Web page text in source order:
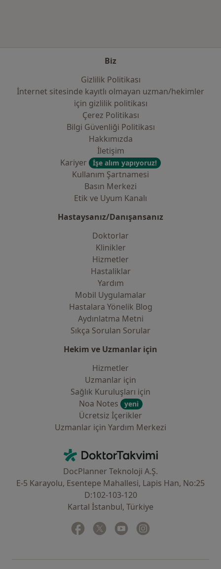
Biz
Gizlilik Politikası
İnternet sitesinde kayıtlı olmayan uzman/hekimler
i̇çin gizlilik politikası
Çerez Politikası
Bilgi Güvenliği Politikası
Hakkımızda
İletişim
Kariyer
İşe alım yapıyoruz!
Kullanım Şartnamesi
Basın Merkezi
Etik ve Uyum Kanalı
Hastaysanız/Danışansanız
Doktorlar
Klinikler
Hizmetler
Hastaliklar
Yardım
Mobil Uygulamalar
Hastalara Yönelik Blog
Aydınlatma Metni
Sıkça Sorulan Sorular
Hekim ve Uzmanlar için
Hizmetler
Uzmanlar için
Sağlık Kuruluşları için
Noa Notes
yeni
Ücretsiz İçerikler
Uzmanlar için Yardım Merkezi
DoktorTakvimi - Ana Sayfa
DocPlanner Teknoloji A.Ş.
E-5 Karayolu, Esentepe Mahallesi, Lapis Han, No:25
D:102-103-120
Kartal İstanbul, Türkiye
Facebook
yeni bir sekmede açılır
Twitter
yeni bir sekmede açılır
Youtube
yeni bir sekmede açılır